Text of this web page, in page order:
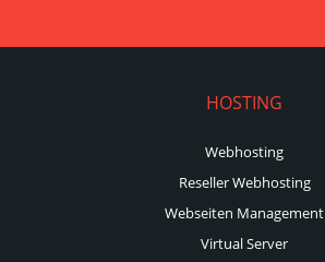
HOSTING
Webhosting
Reseller Webhosting
Webseiten Management
Virtual Server